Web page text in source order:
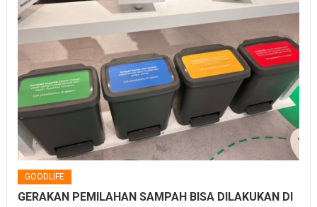
GOODLIFE
GERAKAN PEMILAHAN SAMPAH BISA DILAKUKAN DI